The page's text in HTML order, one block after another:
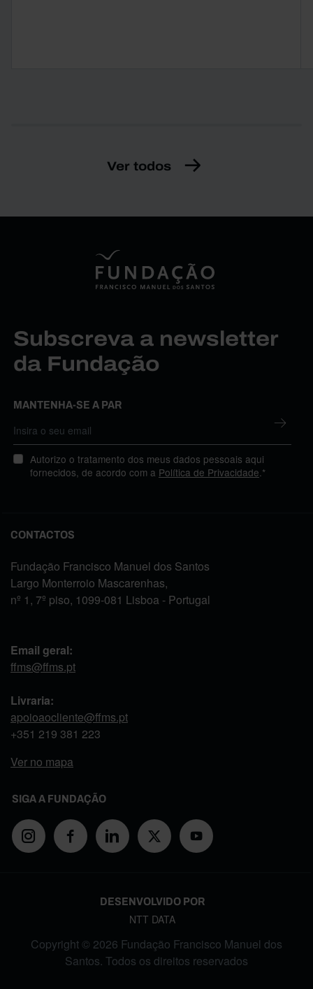
Ver todos
Subscreva a newsletter
da Fundação
MANTENHA-SE A PAR
Autorizo o tratamento dos meus dados pessoais aqui
fornecidos, de acordo com a Política de Privacidade .*
CONTACTOS
Fundação Francisco Manuel dos Santos
Largo Monterroio Mascarenhas,
nº 1, 7º piso, 1099-081 Lisboa - Portugal
Email geral:
ffms@ffms.pt
Livraria:
apoioaocliente@ffms.pt
+351 219 381 223
Ver no mapa
SIGA A FUNDAÇÃO
DESENVOLVIDO POR
NTT DATA
Copyright © 2026 Fundação Francisco Manuel dos
Santos. Todos os direitos reservados